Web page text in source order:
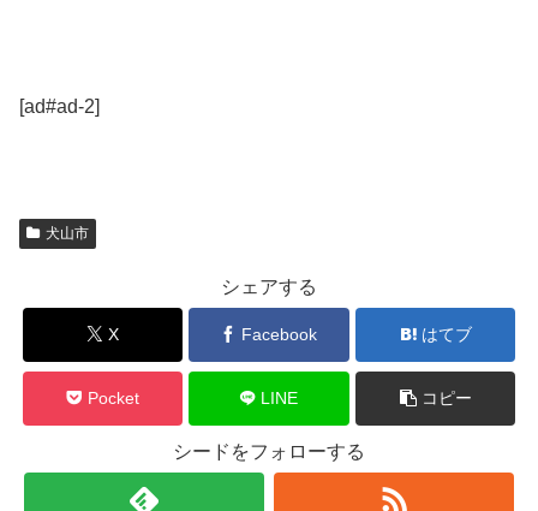
[ad#ad-2]
犬山市
シェアする
X Facebook はてブ
Pocket LINE コピー
シードをフォローする